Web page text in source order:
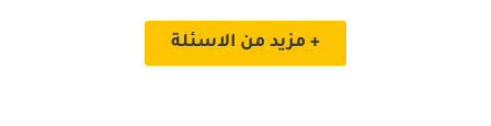
+ مزيد من الاسئلة